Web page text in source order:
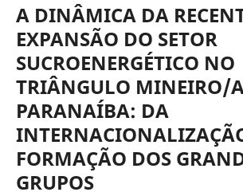
A DINÂMICA DA
EXPANSÃO DO SETOR
SUCROENERGÉTICO NO
TRIÂNGULO MINEIRO/
PARANAÍBA: DA
FORMAÇÃO DOS
GRUPOS